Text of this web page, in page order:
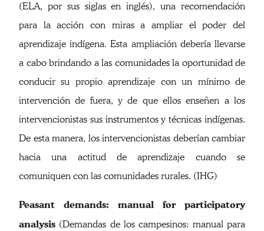
(ELA, por sus siglas en inglés), una recomendación
para la acción con miras a ampliar el poder del
aprendizaje indígena. Esta ampliación debería llevarse
a cabo brindando a las comunidades la oportunidad de
conducir su propio aprendizaje con un mínimo de
intervención de fuera, y de que ellos enseñen a los
intervencionistas sus instrumentos y técnicas indígenas.
De esta manera, los intervencionistas deberían cambiar
hacia una actitud de aprendizaje cuando se
comuniquen con las comunidades rurales. (IHG)
Peasant demands: manual for participatory
analysis (Demandas de los campesinos: manual para